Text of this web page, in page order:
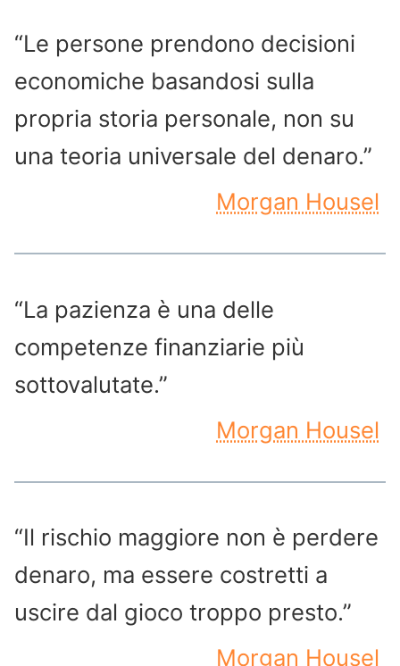
“Le persone prendono decisioni
economiche basandosi sulla
propria storia personale, non su
una teoria universale del denaro.”
Morgan Housel
“La pazienza è una delle
competenze finanziarie più
sottovalutate.”
Morgan Housel
“Il rischio maggiore non è perdere
denaro, ma essere costretti a
uscire dal gioco troppo presto.”
Morgan Housel